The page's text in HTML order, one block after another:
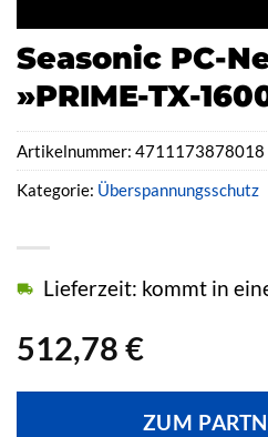
Seasonic PC-
»PRIME-TX-
512,78 €
Lieferzeit: kommt in
ZUM
Artikelnummer: 4711173878018
Kategorie: Überspannungsschutz